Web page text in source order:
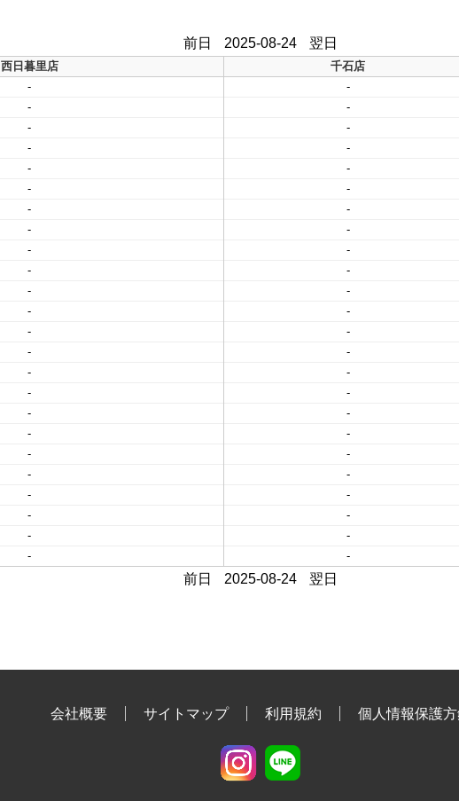
前日 2025-08-24 翌日
西日暮里店 千石店
- -
- -
- -
- -
- -
- -
- -
- -
- -
- -
- -
- -
- -
- -
- -
- -
- -
- -
- -
- -
- -
- -
- -
- -
前日 2025-08-24 翌日
会社概要 サイトマップ 利用規約 個人情報保護